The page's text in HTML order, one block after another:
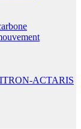
ITRON-ACTARIS